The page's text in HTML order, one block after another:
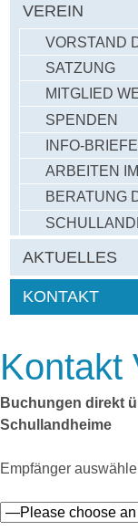
VEREIN
VORSTAND
SATZUNG
MITGLIED
SPENDEN
INFO-BRIEFE
ARBEITEN
BERATUNG
AKTUELLES
KONTAKT
Kontakt
Buchungen direkt
Schullandheime
Empfänger